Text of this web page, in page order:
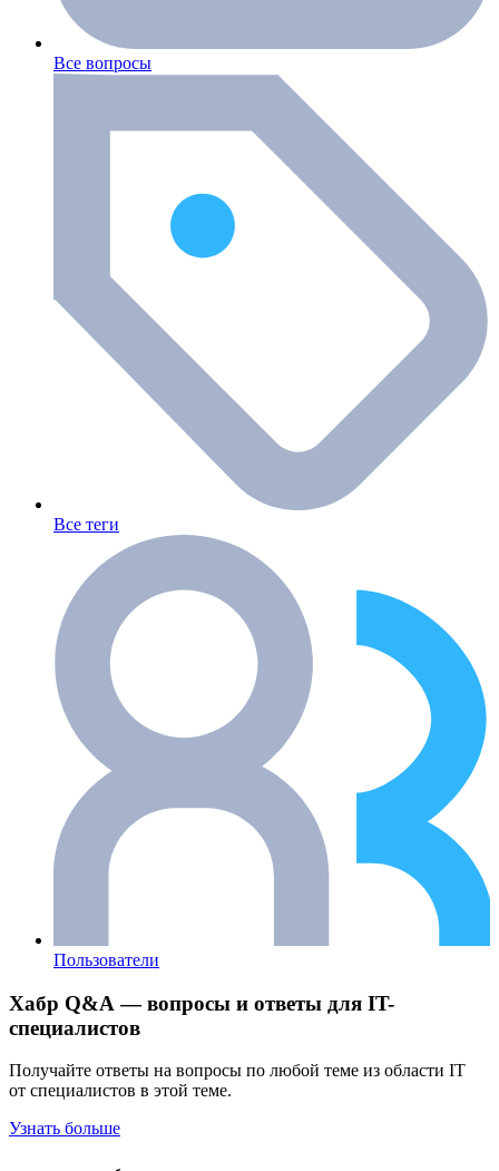
Все вопросы
Все теги
Пользователи
Хабр Q&A — вопросы и ответы для IT-
специалистов
Получайте ответы на вопросы по любой теме из области IT
от специалистов в этой теме.
Узнать больше